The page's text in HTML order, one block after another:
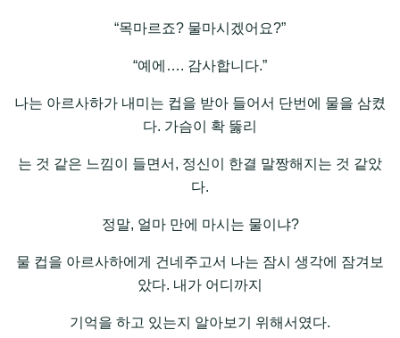
“목마르죠? 물마시겠어요?”
“예에…. 감사합니다.”
나는 아르사하가 내미는 컵을 받아 들어서 단번에 물을 삼켰
다. 가슴이 확 뚫리
는 것 같은 느낌이 들면서, 정신이 한결 말짱해지는 것 같았
다.
정말, 얼마 만에 마시는 물이냐?
물 컵을 아르사하에게 건네주고서 나는 잠시 생각에 잠겨보
았다. 내가 어디까지
기억을 하고 있는지 알아보기 위해서였다.